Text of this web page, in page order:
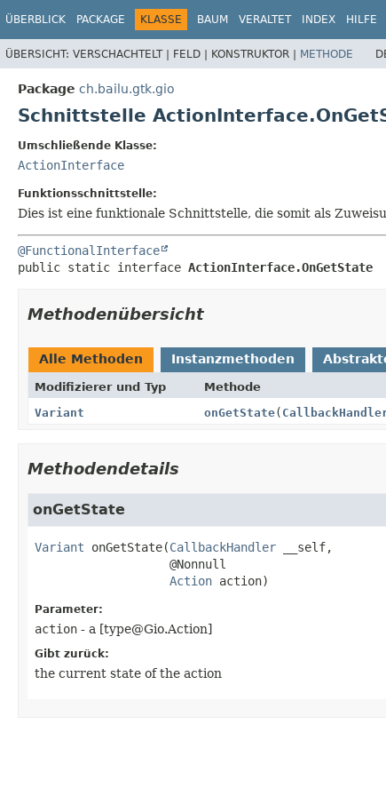
ÜBERBLICK PACKAGE KLASSE BAUM VERALTET INDEX HILFE
ÜBERSICHT: VERSCHACHTELT | FELD | KONSTRUKTOR | METHODE
Package ch.bailu.gtk.gio
Schnittstelle
Umschließende Klasse:
ActionInterface
Funktionsschnittstelle:
Dies ist eine funktionale Schnittstelle, die somit als
@FunctionalInterface
public static interface ActionInterface.OnGetState
Methodenübersicht
Alle Methoden Instanzmethoden
Modifizierer und Typ Methode
Variant
onGetState(
Methodendetails
onGetState
Variant onGetState(CallbackHandler __self,
@Nonnull
Action action)
Parameter:
action - a [type@Gio.Action]
Gibt zurück:
the current state of the action